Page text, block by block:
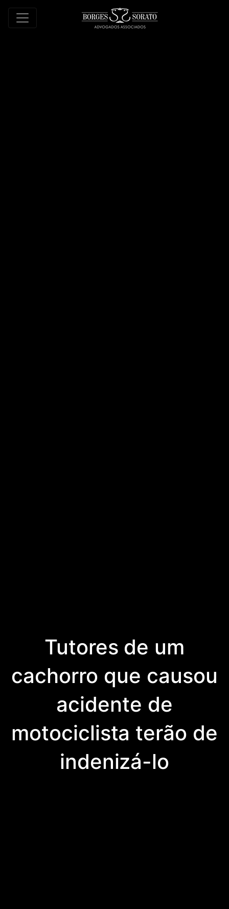
Tutores de um
cachorro que causou
acidente de
motociclista terão de
indenizá-lo